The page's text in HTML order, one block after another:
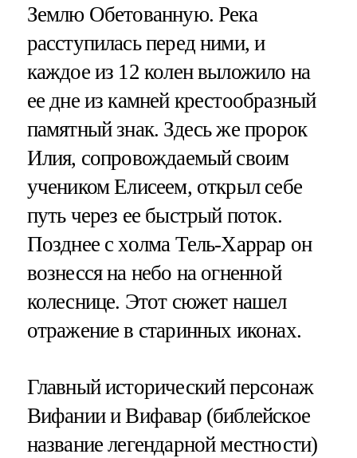
Землю Обетованную. Река
расступилась перед ними, и
каждое из 12 колен выложило на
ее дне из камней крестообразный
памятный знак. Здесь же пророк
Илия, сопровождаемый своим
учеником Елисеем, открыл себе
путь через ее быстрый поток.
Позднее с холма Тель-Харрар он
вознесся на небо на огненной
колеснице. Этот сюжет нашел
отражение в старинных иконах.
Главный исторический персонаж
Вифании и Вифавар (библейское
название легендарной местности)